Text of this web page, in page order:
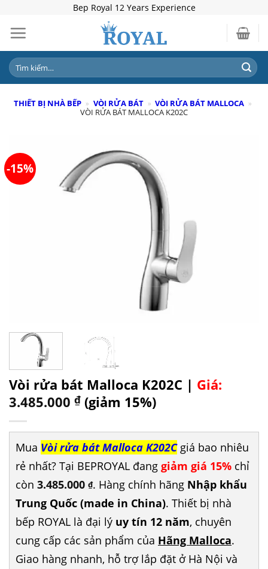
content
Bep Royal 12 Years Experience
Tìm
kiếm:
THIẾT BỊ NHÀ BẾP » VÒI RỬA BÁT » VÒI RỬA BÁT MALLOCA »
VÒI RỬA BÁT MALLOCA K202C
-15%
Vòi rửa bát Malloca K202C | Giá:
3.485.000 ₫ (giảm 15%)
Mua Vòi rửa bát Malloca K202Cgiá bao nhiêu
rẻ nhất? Tại BEPROYAL đang giảm giá 15% chỉ
còn 3.485.000 ₫. Hàng chính hãng Nhập khẩu
Trung Quốc (made in China). Thiết bị nhà
bếp ROYAL là đại lý uy tín 12 năm, chuyên
cung cấp các sản phẩm của Hãng Malloca.
Giao hàng nhanh, hỗ trợ lắp đặt ở Hà Nội và